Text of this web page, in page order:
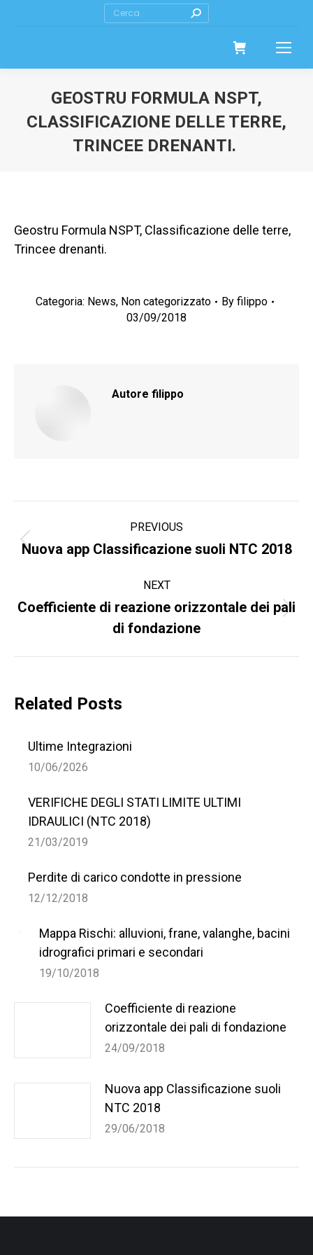
Cerca
GEOSTRU FORMULA NSPT,
CLASSIFICAZIONE DELLE TERRE,
TRINCEE DRENANTI.
Geostru Formula NSPT, Classificazione delle terre,
Trincee drenanti.
Categoria: News, Non categorizzato By filippo
03/09/2018
Autore filippo
Commento
di
PREVIOUS
Stile
Nuova app Classificazione suoli NTC 2018
NEXT
Numero
di
posts:
Coefficiente di reazione orizzontale dei pali
di fondazione
Related Posts
Ultime Integrazioni
10/06/2026
VERIFICHE DEGLI STATI LIMITE ULTIMI
IDRAULICI (NTC 2018)
21/03/2019
Perdite di carico condotte in pressione
12/12/2018
Mappa Rischi: alluvioni, frane, valanghe, bacini
idrografici primari e secondari
19/10/2018
Coefficiente di reazione
orizzontale dei pali di fondazione
24/09/2018
Nuova app Classificazione suoli
NTC 2018
29/06/2018